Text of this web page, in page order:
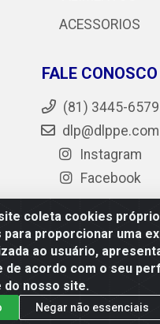
coleta cookies
proporcionar uma
ao usuário,
de acordo com o seu
do nosso site.
Negar não essenciais
ACESSORIOS
FALE CONOSCO
(81) 3445-6579
dlp@dlppe.com
Instagram
Facebook
Engenheiro Abdias de
CEP 50.640-525 - CNPJ